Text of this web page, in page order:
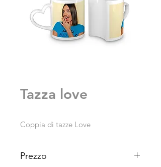
Tazza love
Coppia di tazze Love
Prezzo